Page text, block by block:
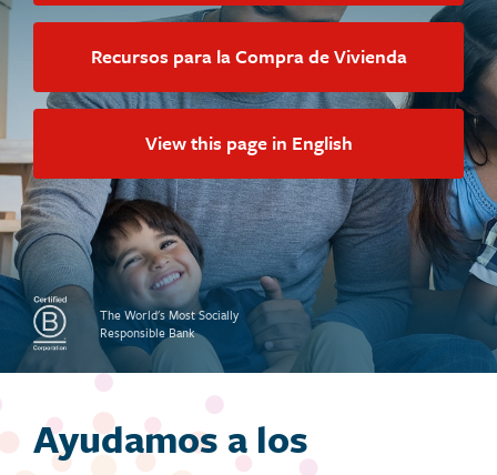
Recursos para la Compra de Vivienda
View this page in English
The World's Most Socially
Responsible Bank
Ayudamos a los